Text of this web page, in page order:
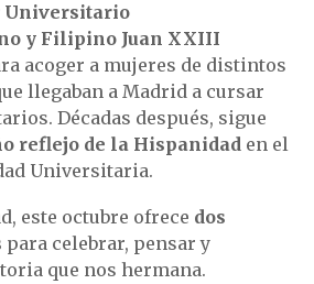
Universitario
y Filipino Juan XXIII
acoger a mujeres de distintos
llegaban a Madrid a cursar
Décadas después, sigue
reflejo de la Hispanidad en el
Universitaria.
este octubre ofrece dos
para celebrar, pensar y
que nos hermana.